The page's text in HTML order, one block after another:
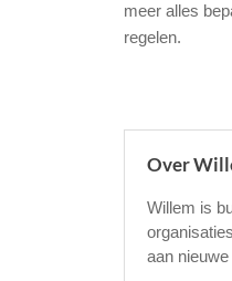
meer alles
regelen.
Over
Willem is
aan